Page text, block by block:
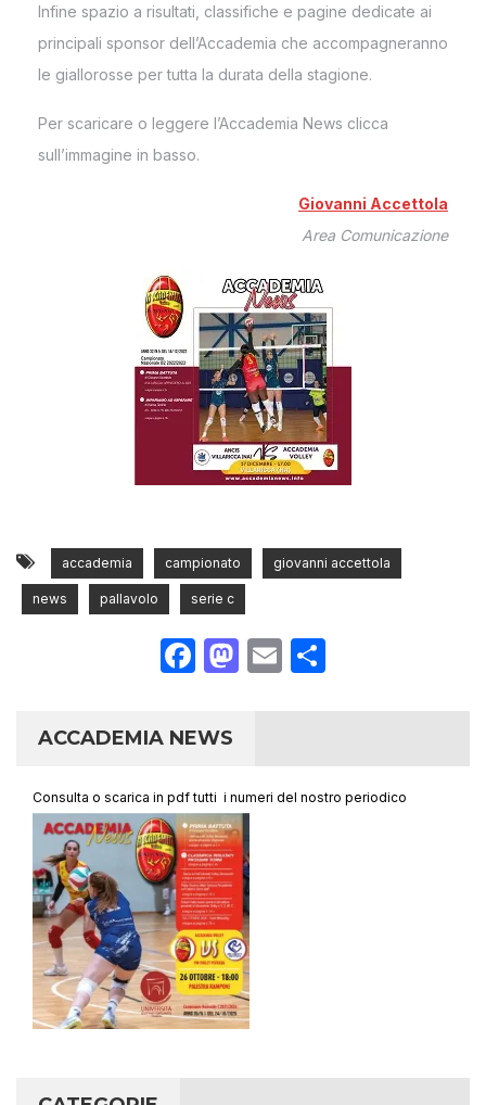
Infine spazio a risultati, classifiche e pagine dedicate ai
principali sponsor dell’Accademia che accompagneranno
le giallorosse per tutta la durata della stagione.
Per scaricare o leggere l’Accademia News clicca
sull’immagine in basso.
Giovanni Accettola
Area Comunicazione
accademia campionato giovanni accettola
news pallavolo serie c
Facebook
Mastodon
Email
ACCADEMIA NEWS
Consulta o scarica in pdf tutti i numeri del nostro periodico